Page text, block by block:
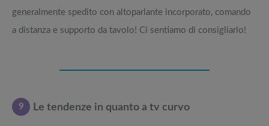
generalmente spedito con altoparlante incorporato, comando
a distanza e supporto da tavolo! Ci sentiamo di consigliarlo!
9 Le tendenze in quanto a tv curvo